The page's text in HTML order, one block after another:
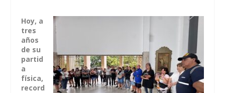
Hoy, a
tres
años
de su
partid
a
física,
record